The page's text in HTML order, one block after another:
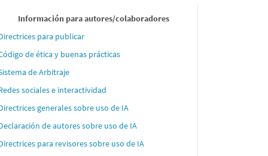
Información para autores/colaboradores
para publicar
de ética y buenas prácticas
de Arbitraje
sociales e interactividad
generales sobre uso de IA
de autores sobre uso de IA
para revisores sobre uso de IA